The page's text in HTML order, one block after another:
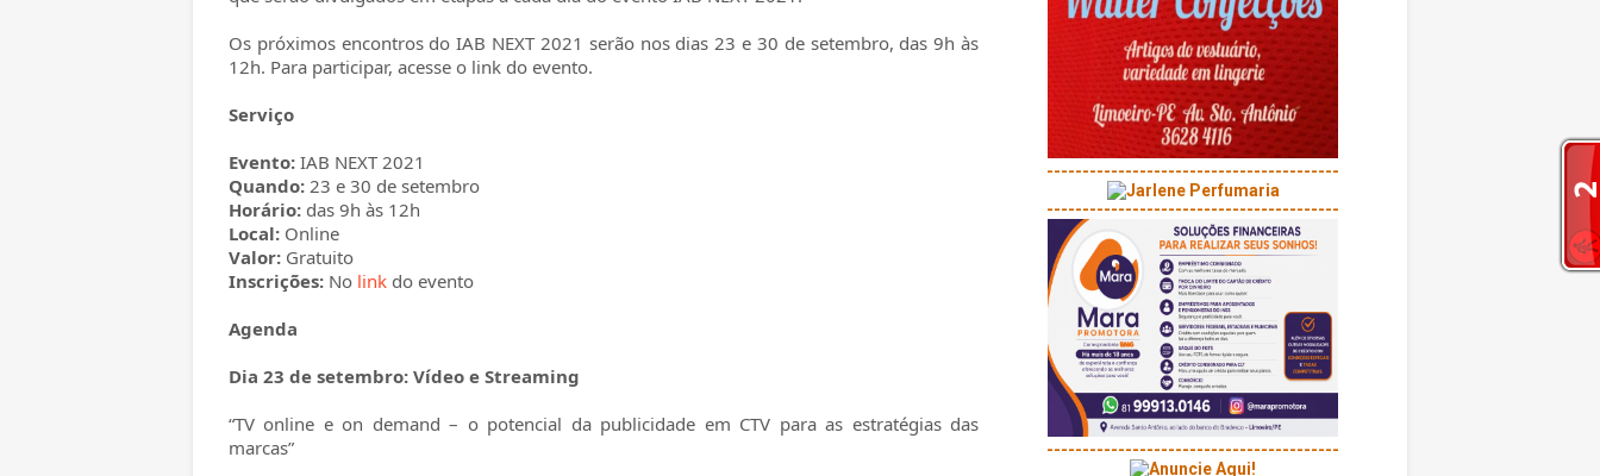
Os próximos encontros do IAB NEXT 2021 serão nos dias 23 e 30 de setembro, das 9h às
12h. Para participar, acesse o link do evento.
Serviço
Evento: IAB NEXT 2021
Quando: 23 e 30 de setembro
Horário: das 9h às 12h
Local: Online
Valor: Gratuito
Inscrições: No link do evento
Agenda
Dia 23 de setembro: Vídeo e Streaming
“TV online e on demand – o potencial da publicidade em CTV para as estratégias das
marcas”
-----------------------------------------
-----------------------------------------
-----------------------------------------